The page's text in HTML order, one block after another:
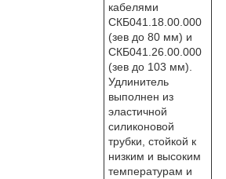
кабелями
СКБ041.18.00.000
(зев до 80 мм) и
СКБ041.26.00.000
(зев до 103 мм).
Удлинитель
выполнен из
эластичной
силиконовой
трубки, стойкой к
низким и высоким
температурам и